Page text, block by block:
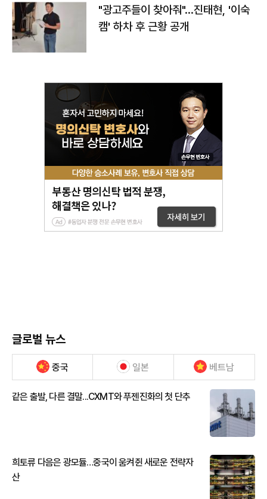
"광고주들이 찾아줘"…진태현, '이숙
캠' 하차 후 근황 공개
글로벌 뉴스
중국 일본 베트남
같은 출발, 다른 결말...CXMT와 푸젠진화의 첫 단추
희토류 다음은 광모듈…중국이 움켜쥔 새로운 전략자
산